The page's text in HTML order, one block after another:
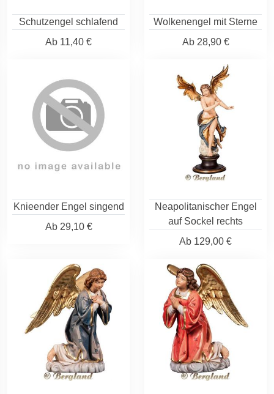
Schutzengel schlafend
Ab 11,40 €
Wolkenengel mit Sterne
Ab28,90 €
Knieender Engel singend
Ab29,10 €
Neapolitanischer Engel
auf Sockel rechts
Ab 129,00 €